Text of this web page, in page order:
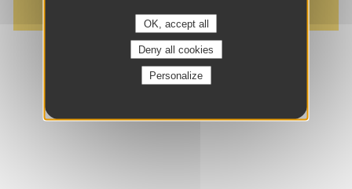
je suis intéressé(e) !
OK, accept all
Deny all cookies
Personalize